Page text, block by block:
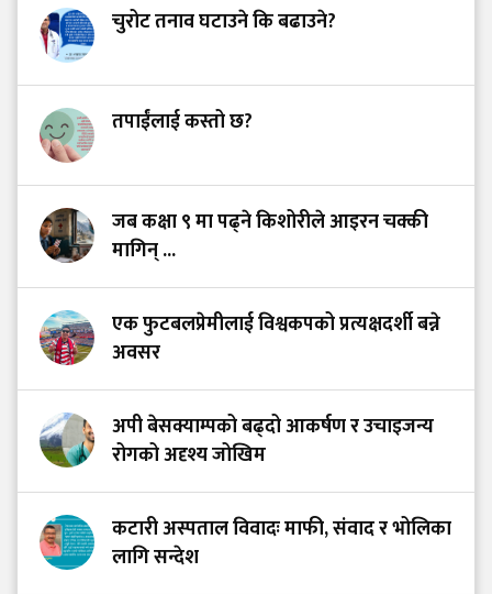
चुरोट तनाव घटाउने कि बढाउने?
तपाईंलाई कस्तो छ?
जब कक्षा ९ मा पढ्ने किशोरीले आइरन चक्की
मागिन् ...
एक फुटबलप्रेमीलाई विश्वकपको प्रत्यक्षदर्शी बन्ने
अवसर
अपी बेसक्याम्पको बढ्दो आकर्षण र उचाइजन्य
रोगको अदृश्य जोखिम
कटारी अस्पताल विवादः माफी, संवाद र भोलिका
लागि सन्देश